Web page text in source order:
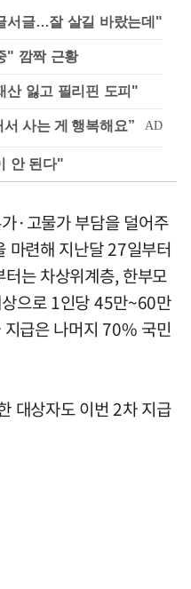
서글…잘 살길 바랐는데"
" 깜짝 근황
산 잃고 필리핀 도피"
안 된다"
·고물가 부담을 덜어주
마련해 지난달 27일부터
는 차상위계층, 한부모
으로 1인당 45만~60만
급은 나머지 70% 국민
대상자도 이번 2차 지급